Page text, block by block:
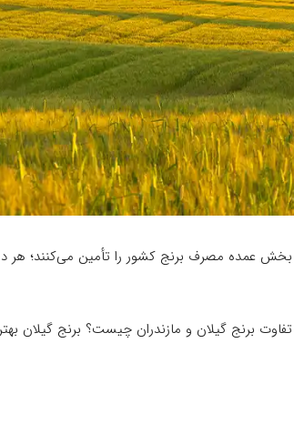
بخش عمده مصرف برنج کشور را تأمین می‌کنند؛ هر
برنج گیلان و مازندران چیست؟ برنج گیلان